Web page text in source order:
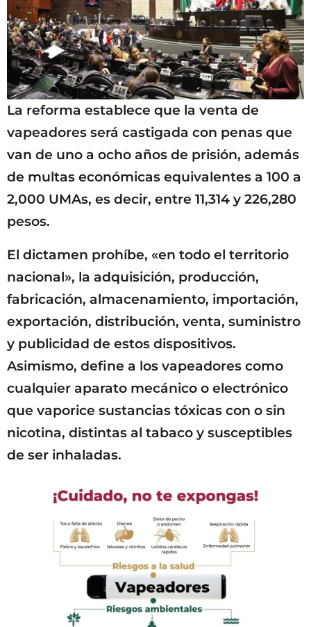
La reforma establece que la venta de
vapeadores será castigada con penas que
van de uno a ocho años de prisión, además
de multas económicas equivalentes a 100 a
2,000 UMAs, es decir, entre 11,314 y 226,280
pesos.
El dictamen prohíbe, «en todo el territorio
nacional», la adquisición, producción,
fabricación, almacenamiento, importación,
exportación, distribución, venta, suministro
y publicidad de estos dispositivos.
Asimismo, define a los vapeadores como
cualquier aparato mecánico o electrónico
que vaporice sustancias tóxicas con o sin
nicotina, distintas al tabaco y susceptibles
de ser inhaladas.